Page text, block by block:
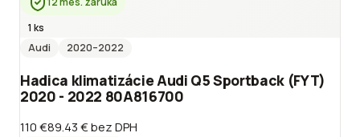
1 ks
Audi
2020–2022
Hadica klimatizácie Audi Q5 Sportback (FYT)
2020 - 2022 80A816700
110 €89.43 €bez DPH